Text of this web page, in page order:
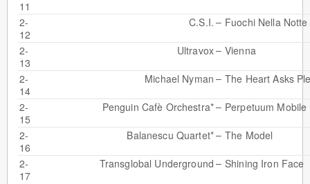
11
2-
12
C.S.I. – Fuochi Nella Notte
2-
13
Ultravox– Vienna
2-
14
Michael Nyman – The Heart Asks
2-
15
Penguin Cafè Orchestra*– Perpetuum Mobile
2-
16
Balanescu Quartet*– The Model
2-
17
Transglobal Underground – Shining Iron Face